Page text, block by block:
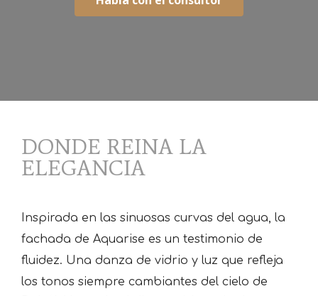
DONDE REINA LA
ELEGANCIA
Inspirada en las sinuosas curvas del agua, la
fachada de Aquarise es un testimonio de
fluidez. Una danza de vidrio y luz que refleja
los tonos siempre cambiantes del cielo de